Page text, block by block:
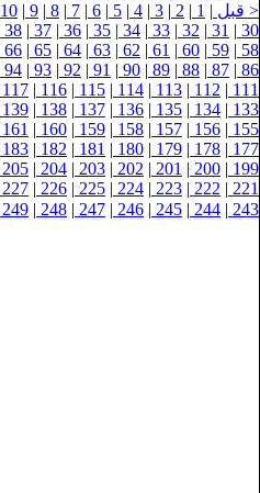
< قبل |
1
|
2
|
3
|
4
|
5
|
6
|
7
|
8
|
9
|
10
30
|
31
|
32
|
33
|
34
|
35
|
36
|
37
|
38
58
|
59
|
60
|
61
|
62
|
63
|
64
|
65
|
66
86
|
87
|
88
|
89
|
90
|
91
|
92
|
93
|
94
111
|
112
|
113
|
114
|
115
|
116
|
117
133
|
134
|
135
|
136
|
137
|
138
|
139
155
|
156
|
157
|
158
|
159
|
160
|
161
177
|
178
|
179
|
180
|
181
|
182
|
183
199
|
200
|
201
|
202
|
203
|
204
|
205
221
|
222
|
223
|
224
|
225
|
226
|
227
243
|
244
|
245
|
246
|
247
|
248
|
249